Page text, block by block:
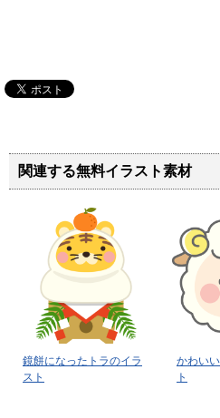
関連する無料イラスト素材
鏡餅になったトラのイラ
スト
かわい
ト